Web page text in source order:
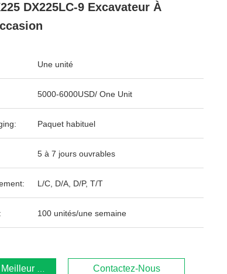
DX225LC-9 Excavateur À
Une unité
5000-6000USD/ One Unit
Paquet habituel
5 à 7 jours ouvrables
L/C, D/A, D/P, T/T
100 unités/une semaine
Prix Contactez-Nous